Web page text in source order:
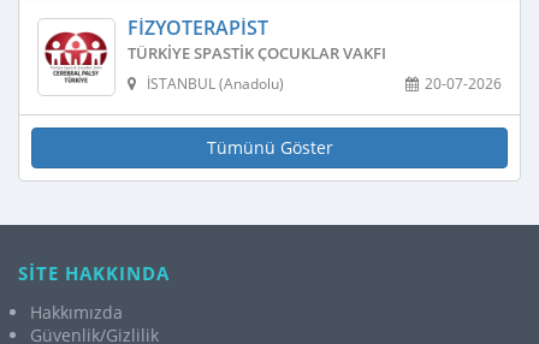
FIZYOTERAPIST
TÜRKIYE SPASTIK ÇOCUKLAR VAKFI
20-07-2026
İSTANBUL (Anadolu)
Tümünü Göster
SİTE HAKKINDA
Hakkımızda
Güvenlik/Gizlilik